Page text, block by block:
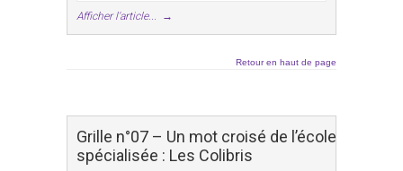
Afficher l'article... →
Retour en haut de page
Grille n°07 – Un mot croisé de l’école
spécialisée : Les Colibris